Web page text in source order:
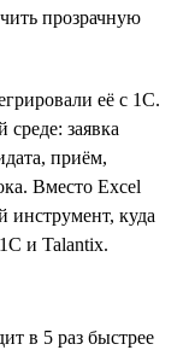
прозрачную
её с 1С.
заявка
приём,
Вместо Excel
инструмент, куда
и Talantix.
в 5 раз быстрее